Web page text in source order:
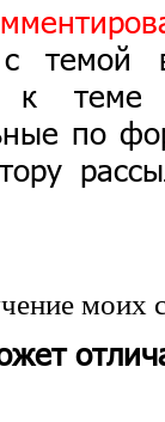
с темой
к
по
моих